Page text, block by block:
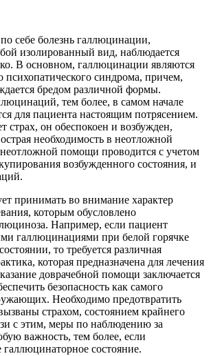
себе болезнь галлюцинации,
изолированный вид, наблюдается
В основном, галлюцинации являются
психопатического синдрома, причем,
бредом различной формы.
тем более, в самом начале
для пациента настоящим потрясением.
страх, он обеспокоен и возбужден,
необходимость в неотложной
помощи проводится с учетом
возбужденного состояния, и
принимать во внимание характер
которым обусловлено
Например, если пациент
галлюцинациями при белой горячке
то требуется различная
которая предназначена для лечения
доврачебной помощи заключается
безопасность как самого
Необходимо предотвратить
страхом, состоянием крайнего
с этим, меры по наблюдению за
важность, тем более, если
галлюцинаторное состояние.